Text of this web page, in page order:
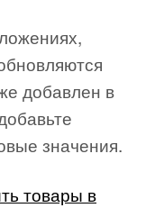
добавлен в
значения.
товары в